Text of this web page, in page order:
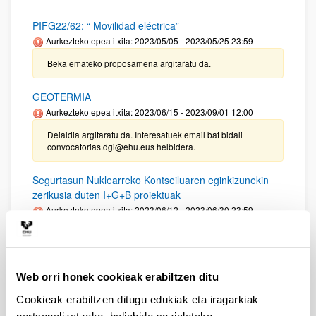
Web orri honek cookieak erabiltzen ditu
Cookieak erabiltzen ditugu edukiak eta iragarkiak
PIFG22/62: “ Movilidad eléctrica”
Aurkezteko epea itxita: 2023/05/05 - 2023/05/25 23:59
Beka emateko proposamena argitaratu da.
GEOTERMIA
Aurkezteko epea itxita: 2023/06/15 - 2023/09/01 12:00
Deialdia argitaratu da. Interesatuek email bat bidali
convocatorias.dgi@ehu.eus helbidera.
Segurtasun Nuklearreko Kontseiluaren eginkizunekin
zerikusia duten I+G+B proiektuak
Aurkezteko epea itxita: 2023/06/12 - 2023/06/30 23:59
convocatorias.dgi@ehu.eus helbidera,.
Diru-laguntzen deialdia 2023 Osasun arloko eta
Ikerketa eta garapen proiektuetarako (Eusko
Jaurlaritza)